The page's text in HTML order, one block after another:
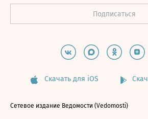
Скачать для iOS
Сетевое издание Ведомости (Vedomosti)